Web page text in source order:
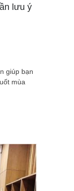
lưu ý
giúp bạn
mùa